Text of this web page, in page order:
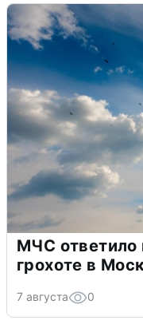
МЧС ответило
грохоте в
7 августа 0